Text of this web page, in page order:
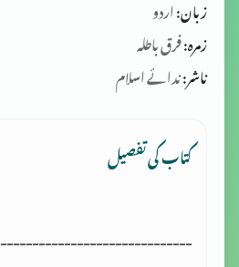
زبان:اردو
زمرہ:فرق باطلہ
ناشر:ندائے اسلام
کتاب کی تفصیل
------------------------------